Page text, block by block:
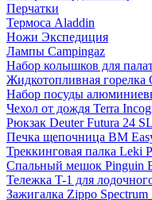
Перчатки
Термоса Aladdin
Ножи Экспедиция
Лампы Campingaz
Набор колышков для
Жидкотопливная горелка
Набор посуды
Чехол от дождя Terra
Рюкзак Deuter Futura 24 SL
Печка щепочница BM
Треккинговая палка Leki
Спальный мешок Pinguin
Тележка T-1 для
Зажигалка Zippo Spectrum